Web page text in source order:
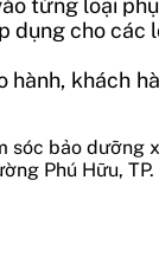
từng loại
dụng cho
hành, khách
Phú Hữu,